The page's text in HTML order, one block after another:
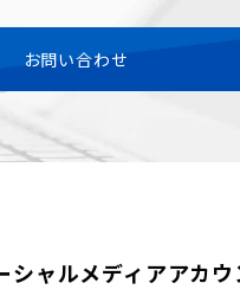
お問い合わせ
シャルメディアアカウ